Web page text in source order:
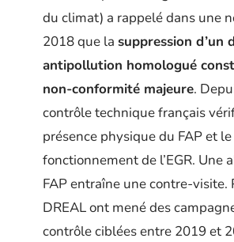
du climat) a rappelé dans une
2018 que la suppression d’un
antipollution homologué
non-conformité majeure.
contrôle technique français
présence physique du FAP et
fonctionnement de l’EGR. Une
FAP entraîne une contre-visite.
DREAL ont mené des
contrôle ciblées entre 2019 et